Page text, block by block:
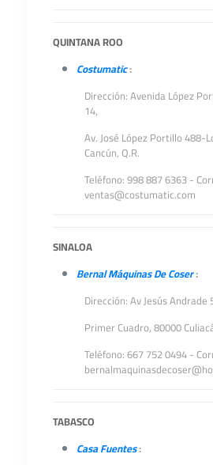
QUINTANA ROO
Costumatic:
Dirección: Avenida López
14,
Av. José López Portillo 488-
Cancún, Q.R.
Teléfono: 998 887 6363 -
ventas@costumatic.com
SINALOA
Bernal Máquinas De Coser:
Dirección: Av Jesús
Primer Cuadro, 80000
Teléfono: 667 752 0494 -
TABASCO
Casa Fuentes: